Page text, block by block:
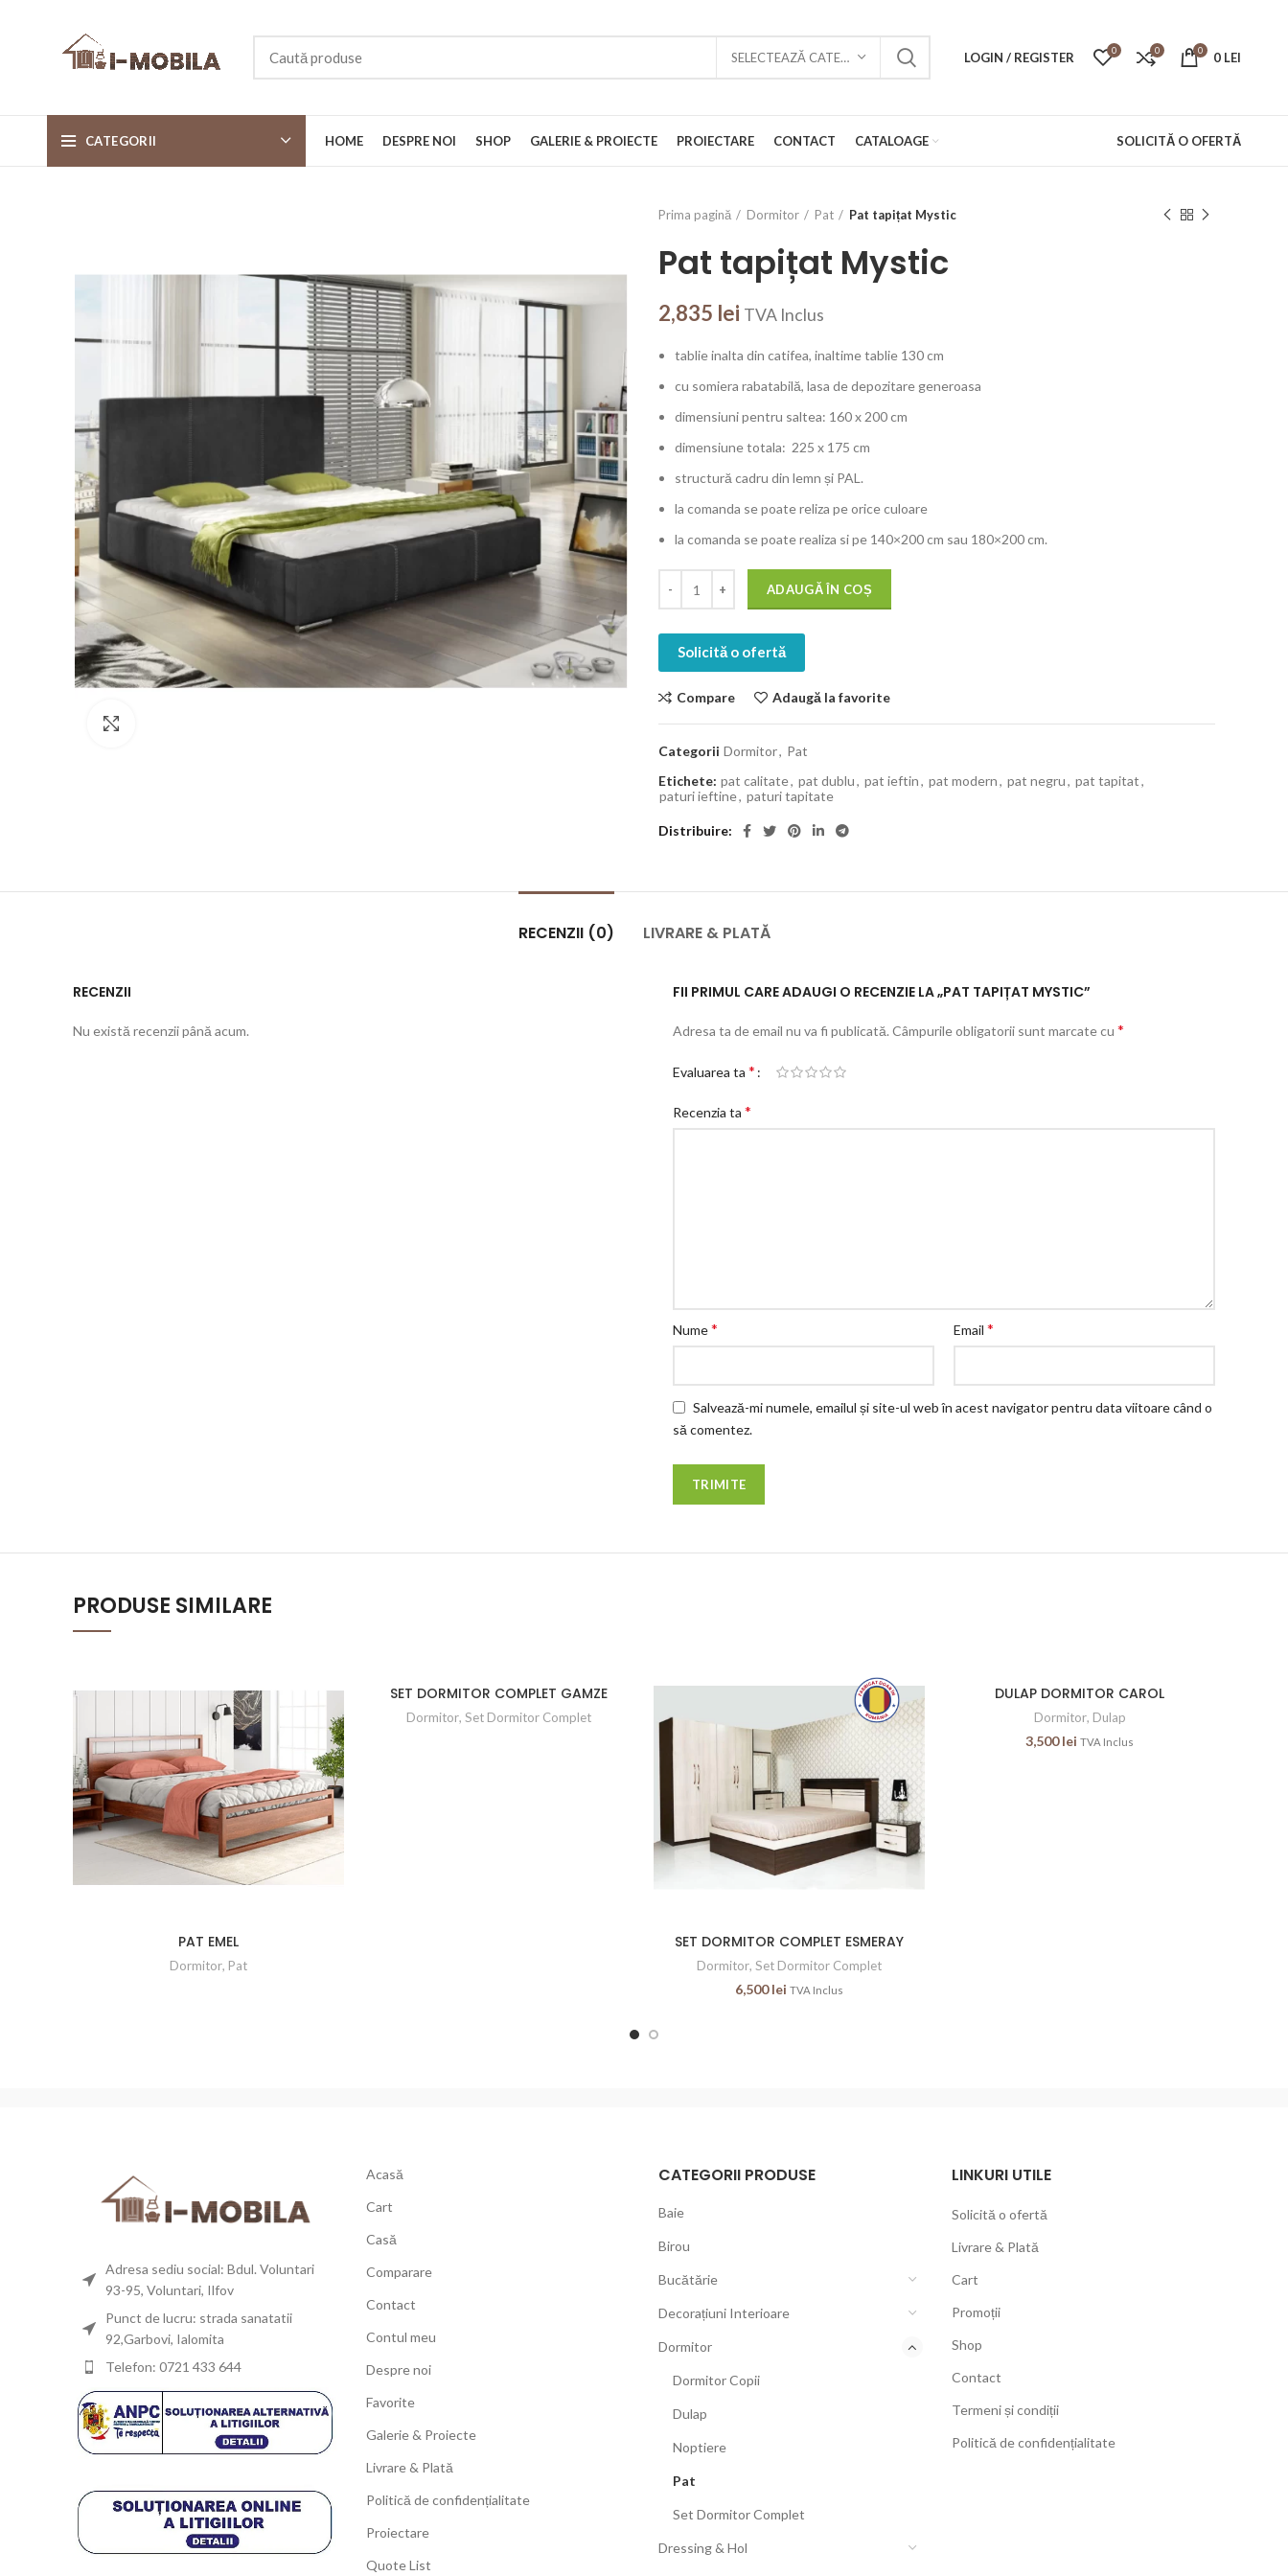
SELECTEAZĂ CATEGORIA LOGIN / REGISTER 0 0 0 0 LEI
CATEGORII HOME DESPRE NOI SHOP GALERIE & PROIECTE PROIECTARE CONTACT CATALOAGE SOLICITĂ O OFERTĂ
Prima pagină Dormitor Pat Pat tapițat Mystic
Pat tapițat Mystic
2,835 lei TVA Inclus
tablie inalta din catifea, inaltime tablie 130 cm
cu somiera rabatabilă, lasa de depozitare generoasa
dimensiuni pentru saltea: 160 x 200 cm
dimensiune totala: 225 x 175 cm
structură cadru din lemn și PAL.
la comanda se poate reliza pe orice culoare
la comanda se poate realiza si pe 140×200 cm sau 180×200 cm.
ADAUGĂ ÎN COȘ
Solicită o ofertă
Compare Adaugă la favorite
Categorii Dormitor, Pat
Etichete: pat calitate, pat dublu, pat ieftin, pat modern, pat negru, pat tapitat,
paturi ieftine, paturi tapitate
Distribuire
RECENZII (0) LIVRARE & PLATĂ
RECENZII
Nu există recenzii până acum.
FII PRIMUL CARE ADAUGI O RECENZIE LA „PAT TAPIȚAT MYSTIC”
Adresa ta de email nu va fi publicată. Câmpurile obligatorii sunt marcate cu *
Evaluarea ta *
Recenzia ta *
Nume* Email *
Salvează-mi numele, emailul și site-ul web în acest navigator pentru data viitoare când o
să comentez.
PRODUSE SIMILARE
PAT EMEL
Dormitor, Pat
SET DORMITOR COMPLET GAMZE
Dormitor, Set Dormitor Complet
SET DORMITOR COMPLET ESMERAY
Dormitor, Set Dormitor Complet
6,500lei TVA Inclus
DULAP DORMITOR CAROL
Dormitor, Dulap
3,500lei TVA Inclus
Adresa sediu social: Bdul. Voluntari
93-95, Voluntari, Ilfov
Punct de lucru: strada sanatatii
92,Garbovi, Ialomita
Telefon: 0721 433 644
Acasă
Cart
Casă
Comparare
Contact
Contul meu
Despre noi
Favorite
Galerie & Proiecte
Livrare & Plată
Politică de confidențialitate
Proiectare
Quote List
CATEGORII PRODUSE
Baie
Birou
Bucătărie
Decorațiuni Interioare
Dormitor
Dormitor Copii
Dulap
Noptiere
Pat
Set Dormitor Complet
Dressing & Hol
LINKURI UTILE
Solicită o ofertă
Livrare & Plată
Cart
Promoții
Shop
Contact
Termeni și condiții
Politică de confidențialitate